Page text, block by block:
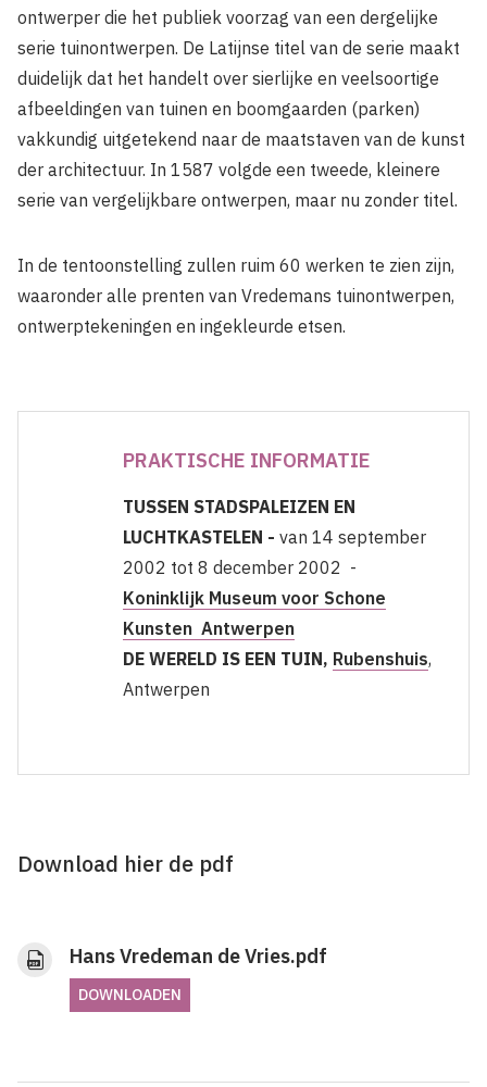
ontwerper die het publiek voorzag van een dergelijke
serie tuinontwerpen. De Latijnse titel van de serie maakt
duidelijk dat het handelt over sierlijke en veelsoortige
afbeeldingen van tuinen en boomgaarden (parken)
vakkundig uitgetekend naar de maatstaven van de kunst
der architectuur. In 1587 volgde een tweede, kleinere
serie van vergelijkbare ontwerpen, maar nu zonder titel.
In de tentoonstelling zullen ruim 60 werken te zien zijn,
waaronder alle prenten van Vredemans tuinontwerpen,
ontwerptekeningen en ingekleurde etsen.
PRAKTISCHE INFORMATIE
TUSSEN STADSPALEIZEN EN
LUCHTKASTELEN - van 14 september
2002 tot 8 december 2002 -
Koninklijk Museum voor Schone
Kunsten Antwerpen
DE WERELD IS EEN TUIN, Rubenshuis,
Antwerpen
Download hier de pdf
Hans Vredeman de Vries.pdf
DOWNLOADEN